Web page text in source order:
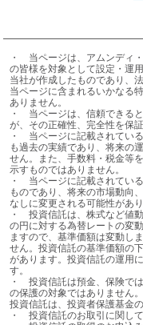
多くの投
判断がど
があるか
新型コロナウイルス
影響と今後の可能性に
・	当ページは、アムンディ・ジャパン株式会社（「当社」）が日本の居住者
の皆様を対象として設定・運
当社が作成したものであり、
当ページに含まれるいかなる
ありません。
・	当ページは、信頼できると考えられる情報に基づいて作成しております
が、その正確性、完全性を保
・	当ページに記載されている運用実績等に関わる数値・グラフ等はあくまで
も過去の実績であり、将来の
せん。また、手数料・税金等
示すものではありません。
・	当ページに記載されている内容・数値・図表・意見・予測等は作成時点の
ものであり、将来の市場動向
なしに変更される可能性があり
・	投資信託は、株式など値動きのある有価証券（外貨建資産には、当該外貨
の円に対する為替レートの変
ますので、基準価額は変動し
せん。投資信託の基準価額の
があります。投資信託の運用
す。
・	投資信託は預金、保険ではなく、預金保険機構および保険契約者保護機構
の保護の対象ではありません
投資信託は、投資者保護基金
・	投資信託のお取引に関しては、クーリング・オフの適用はありません。